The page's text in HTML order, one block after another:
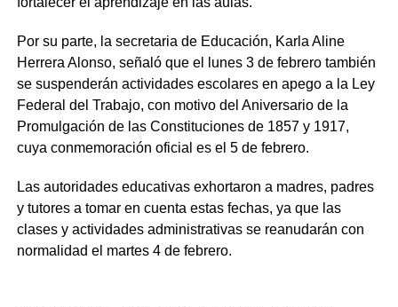
Por su parte, la secretaria de Educación, Karla Aline
Herrera Alonso, señaló que el lunes 3 de febrero también
se suspenderán actividades escolares en apego a la Ley
Federal del Trabajo, con motivo del Aniversario de la
Promulgación de las Constituciones de 1857 y 1917,
cuya conmemoración oficial es el 5 de febrero.
Las autoridades educativas exhortaron a madres, padres
y tutores a tomar en cuenta estas fechas, ya que las
clases y actividades administrativas se reanudarán con
normalidad el martes 4 de febrero.